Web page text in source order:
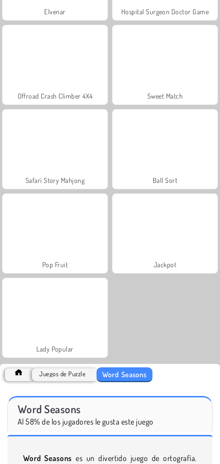
Elvenar Hospital Surgeon Doctor Game
Offroad Crash Climber 4X4 Sweet Match
Safari Story Mahjong Ball Sort
Pop Fruit Jackpot
Lady Popular
Juegos de Puzzle Word Seasons
Word Seasons
Al 58% de los jugadores le gusta este juego
Word Seasons es un divertido juego de ortografía.